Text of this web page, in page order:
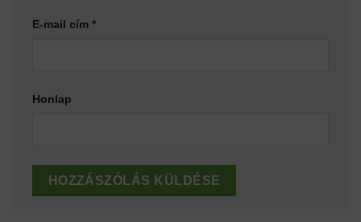
E-mail cím *
Honlap